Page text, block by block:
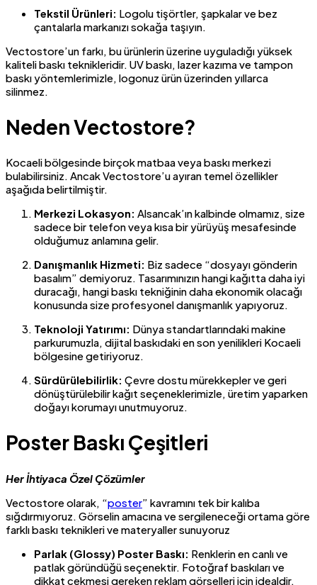
Tekstil Ürünleri: Logolu tişörtler, şapkalar ve bez
çantalarla markanızı sokağa taşıyın.
Vectostore’un farkı, bu ürünlerin üzerine uyguladığı yüksek
kaliteli baskı teknikleridir. UV baskı, lazer kazıma ve tampon
baskı yöntemlerimizle, logonuz ürün üzerinden yıllarca
silinmez.
Neden Vectostore?
Kocaeli bölgesinde birçok matbaa veya baskı merkezi
bulabilirsiniz. Ancak Vectostore’u ayıran temel özellikler
aşağıda belirtilmiştir.
Merkezi Lokasyon: Alsancak’ın kalbinde olmamız, size
sadece bir telefon veya kısa bir yürüyüş mesafesinde
olduğumuz anlamına gelir.
Danışmanlık Hizmeti: Biz sadece “dosyayı gönderin
basalım” demiyoruz. Tasarımınızın hangi kağıtta daha iyi
duracağı, hangi baskı tekniğinin daha ekonomik olacağı
konusunda size profesyonel danışmanlık yapıyoruz.
Teknoloji Yatırımı: Dünya standartlarındaki makine
parkurumuzla, dijital baskıdaki en son yenilikleri Kocaeli
bölgesine getiriyoruz.
Sürdürülebilirlik: Çevre dostu mürekkepler ve geri
dönüştürülebilir kağıt seçeneklerimizle, üretim yaparken
doğayı korumayı unutmuyoruz.
Poster Baskı Çeşitleri
Her İhtiyaca Özel Çözümler
Vectostore olarak, “poster” kavramını tek bir kalıba
sığdırmıyoruz. Görselin amacına ve sergileneceği ortama göre
farklı baskı teknikleri ve materyaller sunuyoruz
Parlak (Glossy) Poster Baskı: Renklerin en canlı ve
patlak göründüğü seçenektir. Fotoğraf baskıları ve
dikkat çekmesi gereken reklam görselleri için idealdir.